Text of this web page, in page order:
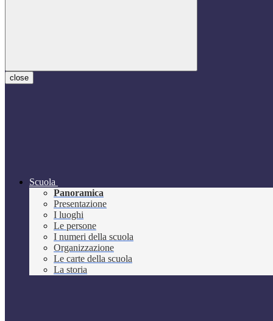
close
Scuola
Panoramica
Presentazione
I luoghi
Le persone
I numeri della scuola
Organizzazione
Le carte della scuola
La storia